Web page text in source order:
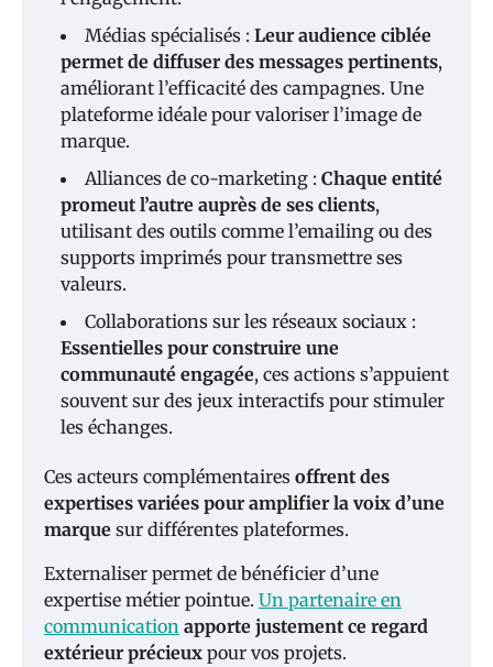
Médias spécialisés : Leur audience ciblée
permet de diffuser des messages pertinents,
améliorant l’efficacité des campagnes. Une
plateforme idéale pour valoriser l’image de
marque.
Alliances de co-marketing : Chaque entité
promeut l’autre auprès de ses clients,
utilisant des outils comme l’emailing ou des
supports imprimés pour transmettre ses
valeurs.
Collaborations sur les réseaux sociaux :
Essentielles pour construire une
communauté engagée, ces actions s’appuient
souvent sur des jeux interactifs pour stimuler
les échanges.
Ces acteurs complémentaires offrent des
expertises variées pour amplifier la voix d’une
marque sur différentes plateformes.
Externaliser permet de bénéficier d’une
expertise métier pointue. Un partenaire en
communication apporte justement ce regard
extérieur précieux pour vos projets.